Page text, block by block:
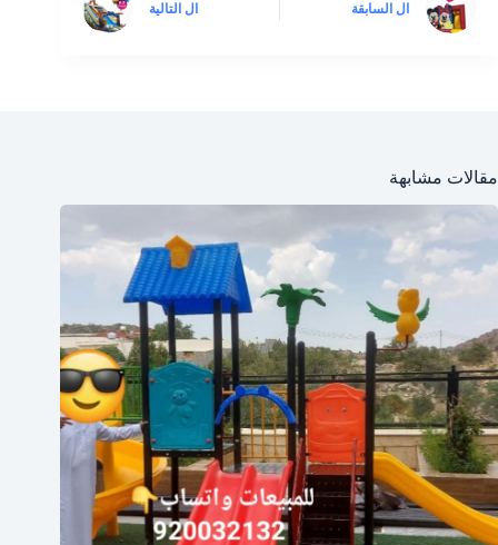
ال السابقة ال التالية
مقالات مشابهة